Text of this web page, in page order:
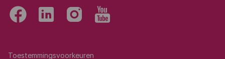
Toestemmingsvoorkeuren